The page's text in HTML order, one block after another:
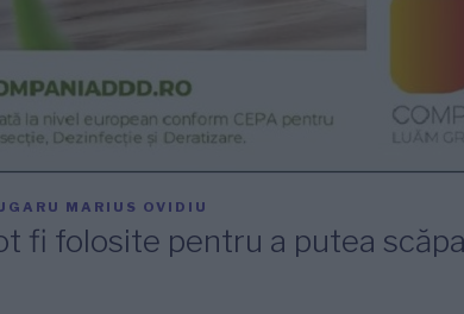
MARIUS OVIDIU
fi folosite pentru a putea